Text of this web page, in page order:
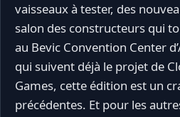
vaisseaux à tester, des
salon des constructeurs qui
au Bevic Convention Center
qui suivent déjà le projet de
Games, cette édition est un
précédentes. Et pour les